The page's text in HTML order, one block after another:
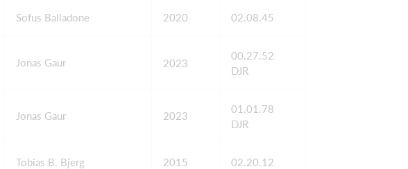
Sofus Balladone 2020 02.08.45
Jonas Gaur 2023
00.27.52
DJR
Jonas Gaur 2023
01.01.78
DJR
Tobias B. Bjerg 2015 02.20.12